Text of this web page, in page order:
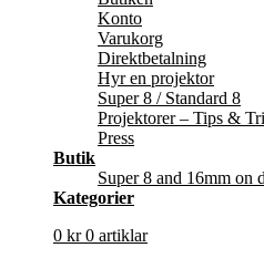
Konto
Varukorg
Direktbetalning
Hyr en projektor
Super 8 / Standard 8
Projektorer – Tips &
Press
Butik
Super 8 and 16mm on
Kategorier
0 kr 0 artiklar